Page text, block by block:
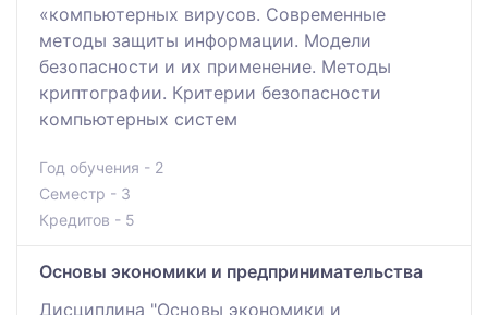
«компьютерных вирусов. Современные
методы защиты информации. Модели
безопасности и их применение. Методы
криптографии. Критерии безопасности
компьютерных систем
Год обучения - 2
Семестр - 3
Кредитов - 5
Основы экономики и предпринимательства
Дисциплина "Основы экономики и